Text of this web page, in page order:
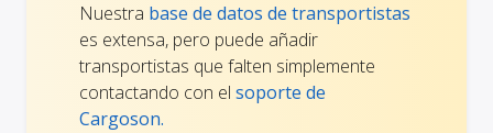
Nuestra base de datos de transportistas
es extensa, pero puede añadir
transportistas que falten simplemente
contactando con el soporte de
Cargoson.